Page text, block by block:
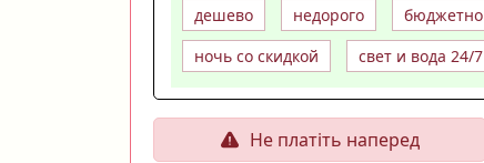
дешево недорого бюджетно
ночь со скидкой
свет и вода 24/7
Не платіть наперед